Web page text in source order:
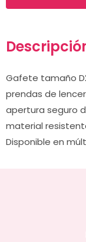
Gafete tamaño
prendas de
apertura seguro
material
Disponible en